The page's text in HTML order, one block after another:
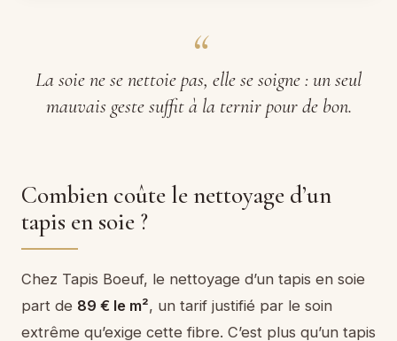
La soie ne se nettoie pas, elle se soigne : un seul
mauvais geste suffit à la ternir pour de bon.
Combien coûte le nettoyage d’un
tapis en soie ?
Chez Tapis Boeuf, le nettoyage d’un tapis en soie
part de 89 € le m², un tarif justifié par le soin
extrême qu’exige cette fibre. C’est plus qu’un tapis